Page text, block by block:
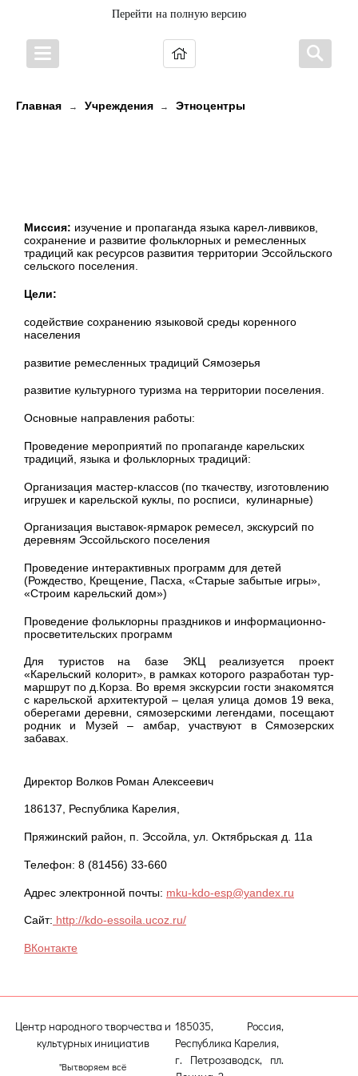
Перейти на полную версию
Главная → Учреждения → Этноцентры
Миссия: изучение и пропаганда языка карел-ливвиков,
сохранение и развитие фольклорных и ремесленных
традиций как ресурсов развития территории Эссойльского
сельского поселения.
Цели:
содействие сохранению языковой среды коренного
населения
развитие ремесленных традиций Сямозерья
развитие культурного туризма на территории поселения.
Основные направления работы:
Проведение мероприятий по пропаганде карельских
традиций, языка и фольклорных традиций:
Организация мастер-классов (по ткачеству, изготовлению
игрушек и карельской куклы, по росписи, кулинарные)
Организация выставок-ярмарок ремесел, экскурсий по
деревням Эссойльского поселения
Проведение интерактивных программ для детей
(Рождество, Крещение, Пасха, «Старые забытые игры»,
«Строим карельский дом»)
Проведение фольклорны праздников и информационно-
просветительских программ
Для туристов на базе ЭКЦ реализуется проект
«Карельский колорит», в рамках которого разработан тур-
маршрут по д.Корза. Во время экскурсии гости знакомятся
с карельской архитектурой – целая улица домов 19 века,
оберегами деревни, сямозерскими легендами, посещают
родник и Музей – амбар, участвуют в Сямозерских
забавах.
Директор Волков Роман Алексеевич
186137, Республика Карелия,
Пряжинский район, п. Эссойла, ул. Октябрьская д. 11а
Телефон: 8 (81456) 33-660
Адрес электронной почты: mku-kdo-esp@yandex.ru
Сайт: http://kdo-essoila.ucoz.ru/
ВКонтакте
Центр народного творчества и
культурных инициатив
"Вытворяем всё
185035, Россия,
Республика Карелия,
г. Петрозаводск, пл.